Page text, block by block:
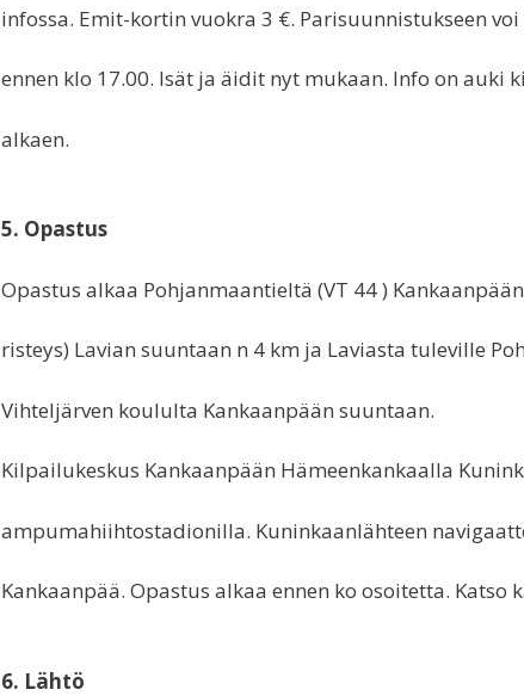
infossa. Emit-kortin vuokra 3 €. Parisuunnistukseen
ennen klo 17.00. Isät ja äidit nyt mukaan. Info on auki
alkaen.
5. Opastus
Opastus alkaa Pohjanmaantieltä (VT 44 )
risteys) Lavian suuntaan n 4 km ja Laviasta tuleville
Vihteljärven koululta Kankaanpään suuntaan.
Kilpailukeskus Kankaanpään Hämeenkankaalla
ampumahiihtostadionilla. Kuninkaanlähteen
Kankaanpää. Opastus alkaa ennen ko osoitetta. Katso
6. Lähtö